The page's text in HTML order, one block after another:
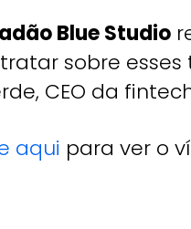
Blue Studio
sobre
CEO da
aqui para ver o